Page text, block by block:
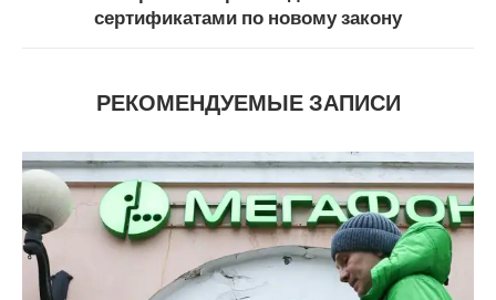
сертификатами по новому закону
РЕКОМЕНДУЕМЫЕ ЗАПИСИ